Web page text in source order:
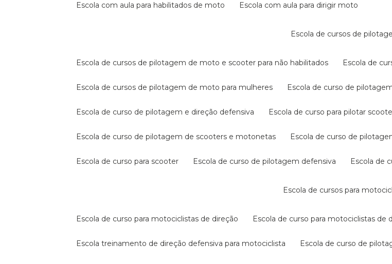
escola com aula para habilitados de moto escola com aula para dirigir moto
escola de cursos de
escola de cursos de pilotagem de moto e scooter para não habilitados escola de
escola de cursos de pilotagem de moto para mulheres escola de curso de
escola de curso de pilotagem e direção defensiva escola de curso para pilotar
escola de curso de pilotagem de scooters e motonetas escola de curso de
escola de curso para scooter escola de curso de pilotagem defensiva escola
escola de cursos para
escola de curso para motociclistas de direção escola de curso para motociclistas de
escola treinamento de direção defensiva para motociclista escola de curso de